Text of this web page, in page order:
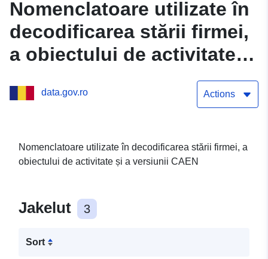
Nomenclatoare utilizate în
decodificarea stării firmei,
a obiectului de activitate și
06.05.2026
data.gov.ro Actions
Nomenclatoare utilizate în decodificarea stării firmei, a
obiectului de activitate și a versiunii CAEN
Jakelut 3
Sort